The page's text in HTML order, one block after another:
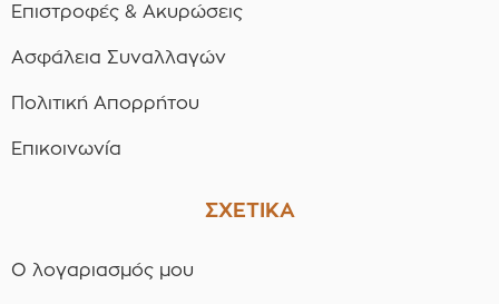
Επιστροφές & Ακυρώσεις
Ασφάλεια Συναλλαγών
Πολιτική Απορρήτου
Επικοινωνία
ΣΧΕΤΙΚΑ
Ο λογαριασμός μου